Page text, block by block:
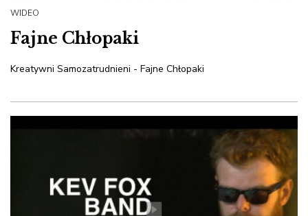
WIDEO
Fajne Chłopaki
Kreatywni Samozatrudnieni - Fajne Chłopaki